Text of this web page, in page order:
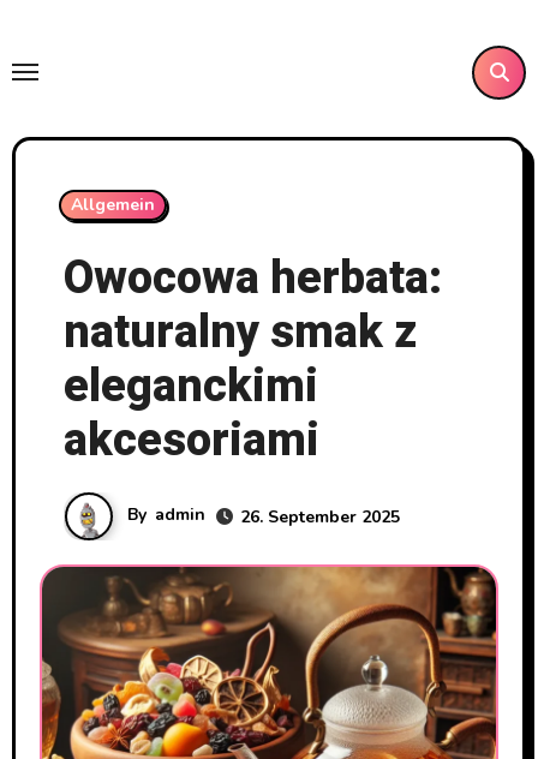
content
Allgemein
Owocowa herbata:
naturalny smak z
eleganckimi
akcesoriami
By admin 26. September 2025